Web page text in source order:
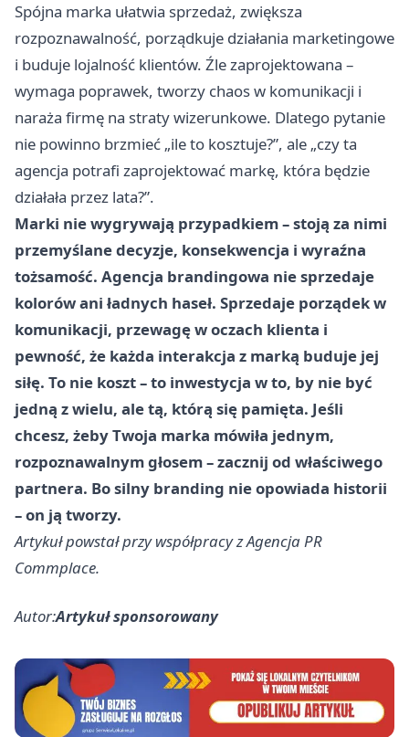
Spójna marka ułatwia sprzedaż, zwiększa
rozpoznawalność, porządkuje działania marketingowe
i buduje lojalność klientów. Źle zaprojektowana –
wymaga poprawek, tworzy chaos w komunikacji i
naraża firmę na straty wizerunkowe. Dlatego pytanie
nie powinno brzmieć „ile to kosztuje?”, ale „czy ta
agencja potrafi zaprojektować markę, która będzie
działała przez lata?”.
Marki nie wygrywają przypadkiem – stoją za nimi
przemyślane decyzje, konsekwencja i wyraźna
tożsamość. Agencja brandingowa nie sprzedaje
kolorów ani ładnych haseł. Sprzedaje porządek w
komunikacji, przewagę w oczach klienta i
pewność, że każda interakcja z marką buduje jej
siłę. To nie koszt – to inwestycja w to, by nie być
jedną z wielu, ale tą, którą się pamięta. Jeśli
chcesz, żeby Twoja marka mówiła jednym,
rozpoznawalnym głosem – zacznij od właściwego
partnera. Bo silny branding nie opowiada historii
– on ją tworzy.
Artykuł powstał przy współpracy z Agencja PR
Commplace.
Autor:Artykuł sponsorowany